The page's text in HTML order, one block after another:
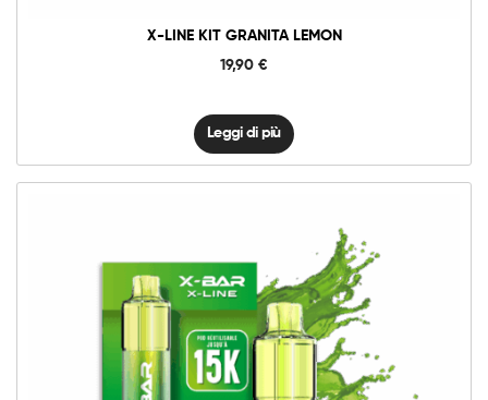
X-LINE KIT GRANITA LEMON
19,90 €
Leggi di più